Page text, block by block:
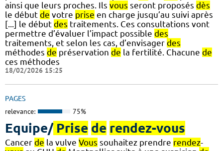
ainsi que leurs proches. Ils vous seront proposés dès
le début de votre prise en charge jusqu’au suivi après
[...] le début des traitements. Ces consultations vont
permettre d’évaluer l’impact possible des
traitements, et selon les cas, d’envisager des
méthodes de préservation de la fertilité. Chacune de
ces méthodes
18/02/2026 15:25
PAGES
relevance: 75%
Equipe/ Prise de rendez-vous
Cancer de la vulve Vous souhaitez prendre rendez-